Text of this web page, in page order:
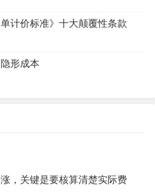
计价标准》十大颠覆性条款
形成本
，关键是要核算清楚实际费